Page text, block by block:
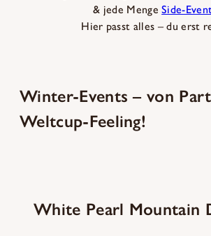
& jede MengeSide-
Hier passt alles – du erst
Winter-Events – von
Weltcup-Feeling!
White Pearl Mountain